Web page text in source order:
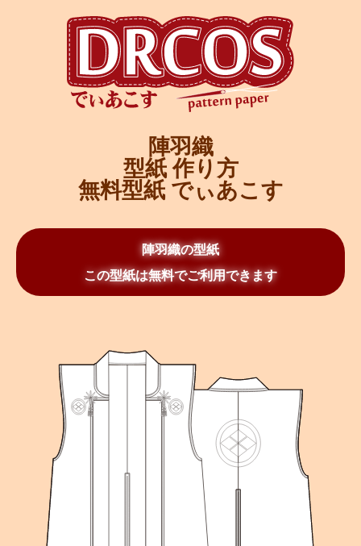
陣羽織
型紙 作り方
無料型紙 でぃあこす
陣羽織の型紙
この型紙は無料でご利用できます